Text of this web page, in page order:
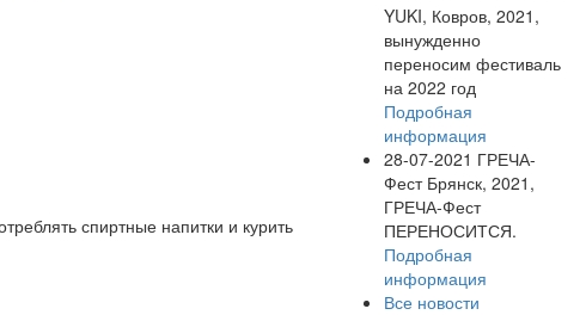
спиртные напитки и курить
YUKI, Ковров, 2021,
вынужденно
переносим фестиваль
на 2022 год
Подробная
информация
28-07-2021 ГРЕЧА-
Фест Брянск, 2021,
ГРЕЧА-Фест
ПЕРЕНОСИТСЯ.
Подробная
информация
Все новости